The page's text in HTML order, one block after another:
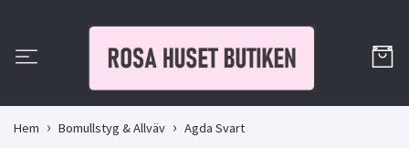
Hem Bomullstyg & Allväv Agda Svart